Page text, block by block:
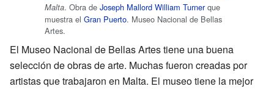
Malta. Obra de Joseph Mallord William Turnerque
muestra el Gran Puerto. Museo Nacional de Bellas
Artes.
El Museo Nacional de Bellas Artes tiene una buena
selección de obras de arte. Muchas fueron creadas por
artistas que trabajaron en Malta. El museo tiene la mejor